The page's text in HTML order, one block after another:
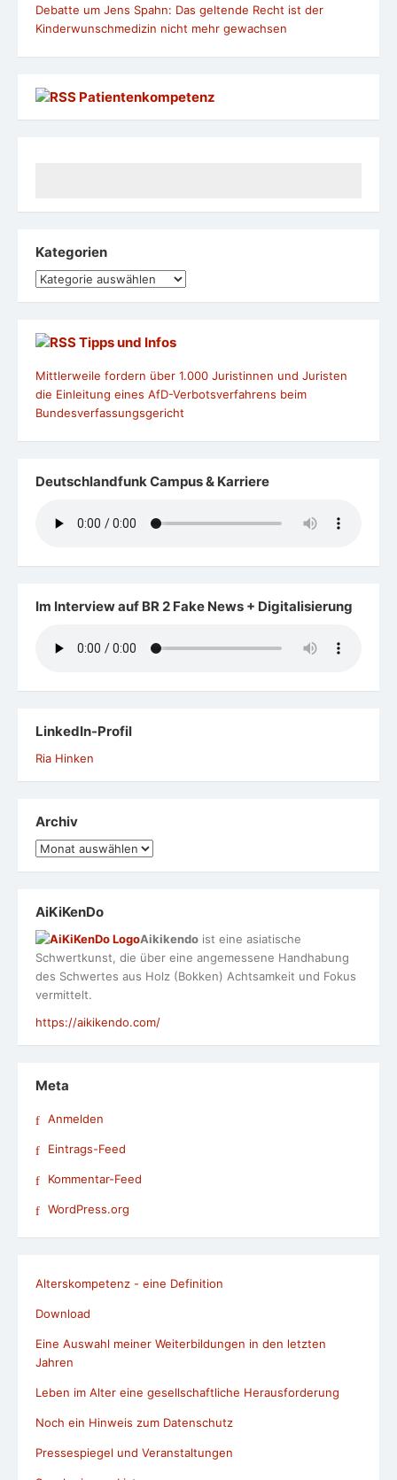
Debatte um Jens Spahn: Das geltende Recht ist der
Kinderwunschmedizin nicht mehr gewachsen
Patientenkompetenz
Kategorien
Kategorien
Tipps und Infos
Mittlerweile fordern über 1.000 Juristinnen und Juristen
die Einleitung eines AfD-Verbotsverfahrens beim
Bundesverfassungsgericht
Deutschlandfunk Campus & Karriere
Im Interview auf BR 2 Fake News + Digitalisierung
LinkedIn-Profil
Ria Hinken
Archiv
Archiv
AiKiKenDo
Aikikendo ist eine asiatische
Schwertkunst, die über eine angemessene Handhabung
des Schwertes aus Holz (Bokken) Achtsamkeit und Fokus
vermittelt.
https://aikikendo.com/
Meta
Anmelden
Eintrags-Feed
Kommentar-Feed
WordPress.org
Alterskompetenz - eine Definition
Download
Eine Auswahl meiner Weiterbildungen in den letzten
Jahren
Leben im Alter eine gesellschaftliche Herausforderung
Noch ein Hinweis zum Datenschutz
Pressespiegel und Veranstaltungen